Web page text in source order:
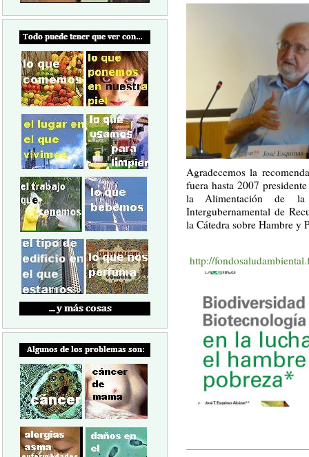
Agradecemos la
fuera hasta 2007
la Alimentación de
Intergubernamental de
la Cátedra sobre Hambre y
http://